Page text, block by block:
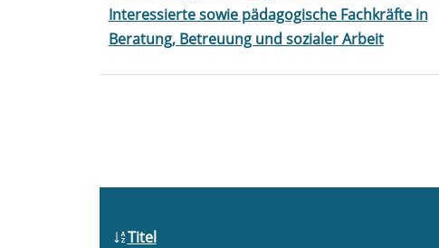
Interessierte sowie pädagogische Fachkräfte in
Beratung, Betreuung und sozialer Arbeit
Titel